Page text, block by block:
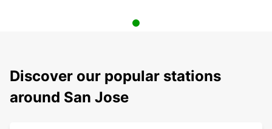
Discover our popular stations
around San Jose